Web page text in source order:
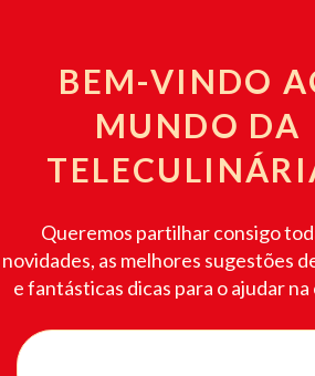
BEM-VINDO
MUNDO DA
Queremos partilhar consigo
novidades, as melhores sugestões
e fantásticas dicas para o ajudar na